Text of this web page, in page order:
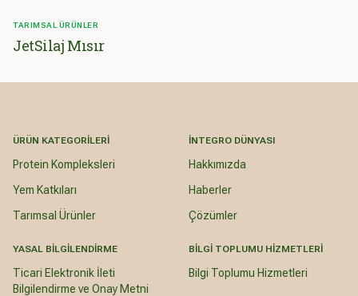
TARIMSAL ÜRÜNLER
JetSilaj Mısır
ÜRÜN KATEGORILERI
Protein Kompleksleri
Yem Katkıları
Tarımsal Ürünler
İNTEGRO DÜNYASI
Hakkımızda
Haberler
Çözümler
YASAL BILGILENDIRME
Ticari Elektronik İleti
Bilgilendirme ve Onay Metni
BILGI TOPLUMU HIZMETLERI
Bilgi Toplumu Hizmetleri